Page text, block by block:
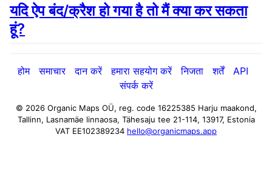
यदि ऐप बंद/क्रैश हो गया है तो मैं क्या कर सकता
हूं?
होम समाचार दान करें हमारा सहयोग करें निजता शर्तें
API
संपर्क करें
© 2026 Organic Maps OÜ, reg. code 16225385 Harju maakond,
Tallinn, Lasnamäe linnaosa, Tähesaju tee 21-114, 13917, Estonia
VAT EE102389234 hello@organicmaps.app